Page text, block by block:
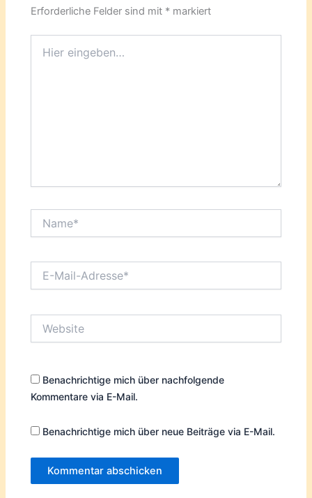
Erforderliche Felder sind mit * markiert
eingeben…
Mail-
Benachrichtige mich über nachfolgende
Kommentare via E-Mail.
Benachrichtige mich über neue Beiträge via E-Mail.